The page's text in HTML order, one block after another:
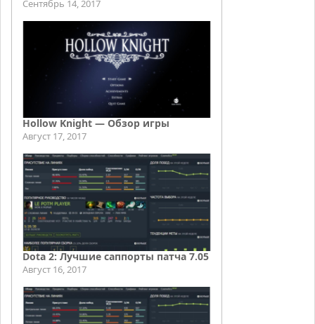
Сентябрь 14, 2017
Hollow Knight — Обзор игры
Август 17, 2017
Dota 2: Лучшие саппорты патча 7.05
Август 16, 2017